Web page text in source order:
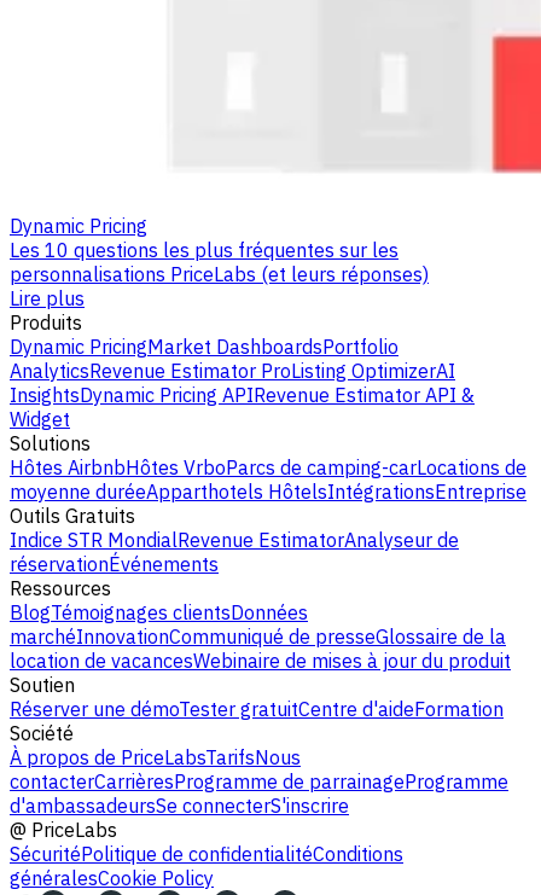
Dynamic Pricing
Les 10 questions les plus fréquentes sur les
personnalisations PriceLabs (et leurs réponses)
Lire plus
Produits
Dynamic PricingMarket DashboardsPortfolio
AnalyticsRevenue Estimator ProListing OptimizerAI
InsightsDynamic Pricing APIRevenue Estimator API &
Widget
Solutions
Hôtes AirbnbHôtes VrboParcs de camping-carLocations de
moyenne duréeApparthotels HôtelsIntégrationsEntreprise
Outils Gratuits
Indice STR MondialRevenue EstimatorAnalyseur de
réservationÉvénements
Ressources
BlogTémoignages clientsDonnées
marchéInnovationCommuniqué de presseGlossaire de la
location de vacancesWebinaire de mises à jour du produit
Soutien
Réserver une démoTester gratuitCentre d'aideFormation
Société
À propos de PriceLabsTarifsNous
contacterCarrièresProgramme de parrainageProgramme
d'ambassadeursSe connecterS'inscrire
@ PriceLabs
SécuritéPolitique de confidentialitéConditions
généralesCookie Policy